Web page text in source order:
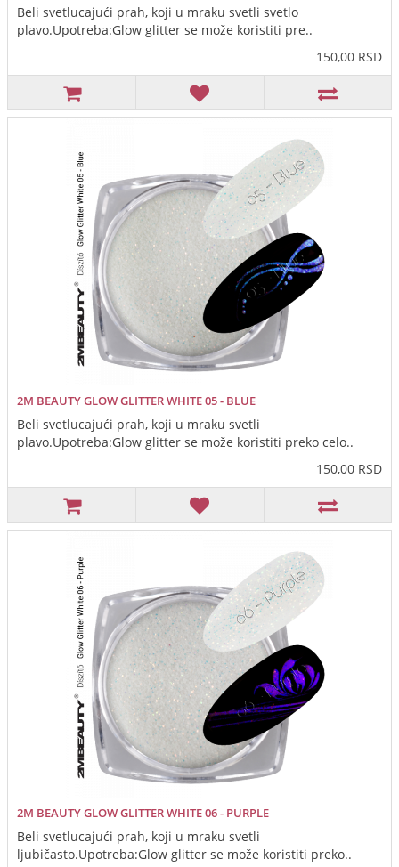
Beli svetlucajući prah, koji u mraku svetli svetlo
plavo.Upotreba:Glow glitter se može koristiti pre..
150,00 RSD
2M BEAUTY GLOW GLITTER WHITE 05 - BLUE
Beli svetlucajući prah, koji u mraku svetli
plavo.Upotreba:Glow glitter se može koristiti preko celo..
150,00 RSD
2M BEAUTY GLOW GLITTER WHITE 06 - PURPLE
Beli svetlucajući prah, koji u mraku svetli
ljubičasto.Upotreba:Glow glitter se može koristiti preko..